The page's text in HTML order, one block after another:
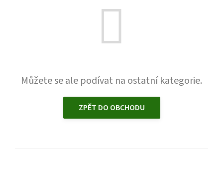
Můžete se ale podívat na ostatní kategorie.
ZPĚT DO OBCHODU